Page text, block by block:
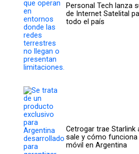
Personal Tech lanza
de Internet Satelital
todo el país
Cetrogar trae Starlink
sale y cómo
móvil en Argentina